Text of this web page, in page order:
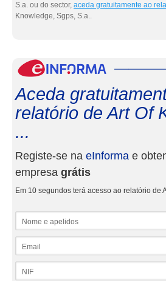
S.a. ou do sector, aceda gratuitamente ao
Knowledge, Sgps, S.a..
Aceda
relatório de Art Of
...
Registe-se na eInforma e
empresa grátis
Em 10 segundos terá acesso ao relatório de